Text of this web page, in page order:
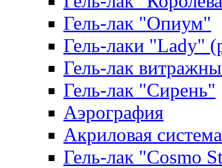
Гель-лак "Опиум"
Гель-лаки "Lady"
Гель-лак
Гель-лак "Сирень"
Аэрография
Акриловая система
Гель-лак "Cosmo